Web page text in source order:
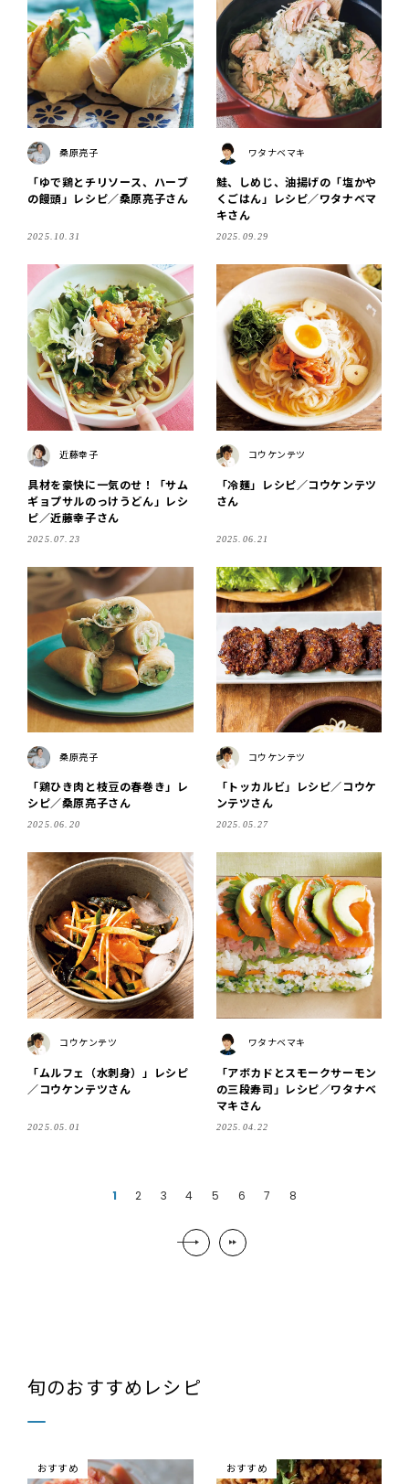
桑原亮子
「ゆで鶏とチリソース、ハーブ
の饅頭」レシピ／桑原亮子さん
2025.10.31
ワタナベマキ
鮭、しめじ、油揚げの「塩かや
くごはん」レシピ／ワタナベマ
キさん
2025.09.29
近藤幸子
具材を豪快に一気のせ！「サム
ギョプサルのっけうどん」レシ
ピ／近藤幸子さん
2025.07.23
コウケンテツ
「冷麺」レシピ／コウケンテツ
さん
2025.06.21
桑原亮子
「鶏ひき肉と枝豆の春巻き」レ
シピ／桑原亮子さん
2025.06.20
コウケンテツ
「トッカルビ」レシピ／コウケ
ンテツさん
2025.05.27
コウケンテツ
「ムルフェ（水刺身）」レシピ
／コウケンテツさん
2025.05.01
ワタナベマキ
「アボカドとスモークサーモン
の三段寿司」レシピ／ワタナベ
マキさん
2025.04.22
1 2 3 4 5 6 7 8
旬のおすすめレシピ
おすすめ おすすめ